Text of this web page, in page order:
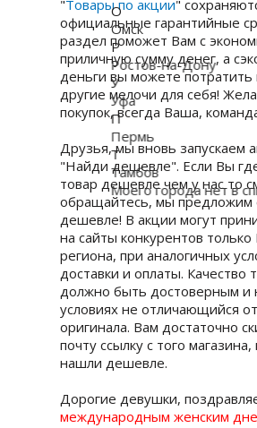
"Товары по акции"
официальные гарантийные
раздел поможет Вам с
приличную сумму денег, а
деньги вы можете
другие мелочи для себя!
покупок, всегда Ваша,
Друзья, мы вновь запускаем
"Найди дешевле". Если Вы
товар дешевле чем у нас то
обращайтесь, мы
дешевле! В акции могут
на сайты конкурентов только
региона, при аналогичных
доставки и оплаты. Качество
должно быть достоверным и
условиях не отличающийся
оригинала. Вам достаточно
почту ссылку с того
нашли дешевле.
Дорогие девушки,
международным женским
О
Омск
Р
Ростов-на-Дону
У
Уфа
П
Пермь
Т
Тамбов
Моего города нет в